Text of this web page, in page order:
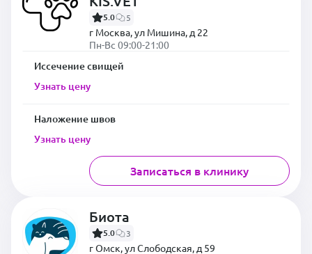
5.0 5
г Москва, ул Мишина, д 22
Пн-Вс 09:00-21:00
Иссечение свищей
Узнать цену
Наложение швов
Узнать цену
Записаться в клинику
Биота
5.0 3
г Омск, ул Слободская, д 59